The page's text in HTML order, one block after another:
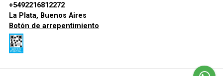
+5492216812272
La Plata, Buenos Aires
Botón de arrepentimiento